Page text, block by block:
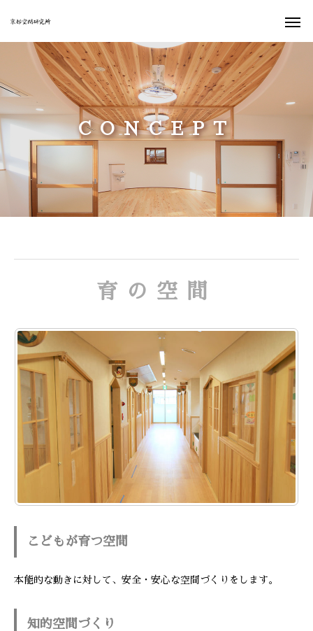
CONCEPT
育の空間
こどもが育つ空間
本能的な動きに対して、安全・安心な空間づくりをします。
知的空間づくり